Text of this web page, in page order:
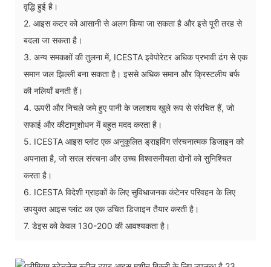
वृद्धि हुई है।
2. आइस कटर को आसानी से अलग किया जा सकता है और इसे पूरी तरह से
बदला जा सकता है।
3. अन्य समकक्षों की तुलना में, ICESTA इवेपोरेटर अधिक प्रभावी ढंग से एक
समान जल झिल्ली बना सकता है। इससे अधिक समान और क्रिस्टलीय बर्फ
की नलियाँ बनती हैं।
4. ऊपरी और निचले जमे हुए पानी के जलाशय खुले रूप से संरचित हैं, जो
सफाई और कीटाणुशोधन में बहुत मदद करता है।
5. ICESTA आइस प्लांट एक अनुकूलित ड्राइविंग संरचनात्मक डिजाइन को
अपनाता है, जो सरल संरचना और उच्च विश्वसनीयता दोनों को सुनिश्चित
करता है।
6. ICESTA विदेशी ग्राहकों के लिए सुविधाजनक कंटेनर परिवहन के लिए
उपयुक्त आइस प्लांट का एक उचित डिजाइन तैयार करती है।
7. डेइस को केवल 130-200 की आवश्यकता है।